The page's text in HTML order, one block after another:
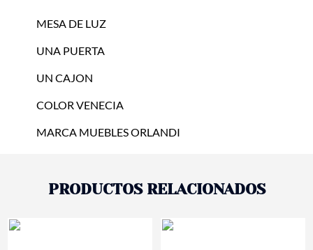
MESA DE LUZ
UNA PUERTA
UN CAJON
COLOR VENECIA
MARCA MUEBLES ORLANDI
PRODUCTOS RELACIONADOS